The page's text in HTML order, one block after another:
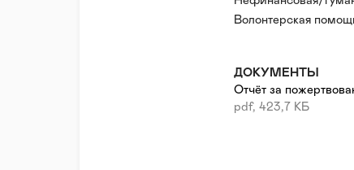
одиночку за
Волонтерская
Реабилитация и
ДОКУМЕНТЫ
Отчёт за
pdf, 423,7 КБ